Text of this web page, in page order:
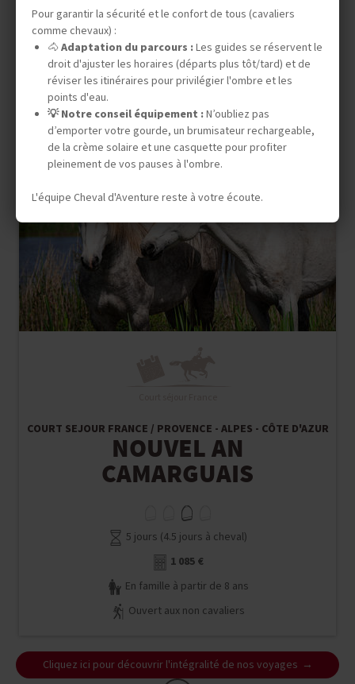
En famille à partir de 8 ans
DÉPARTS GARANTIS
07 août 2026 14 août 2026 21 août 2026 28 août 2026
COURT SEJOUR FRANCE / PROVENCE - ALPES - CÔTE D'AZUR
NOUVEL AN
CAMARGUAIS
5 jours (4.5 jours à cheval)
1 085 €
En famille à partir de 8 ans
Ouvert aux non cavaliers
Cliquez ici pour découvrir l'intégralité de nos voyages
Pour garantir la sécurité et le confort de tous (cavaliers
comme chevaux) :
🐴 Adaptation du parcours :Les guides se réservent le
droit d'ajuster les horaires (départs plus tôt/tard) et de
réviser les itinéraires pour privilégier l'ombre et les
points d'eau.
💡 Notre conseil équipement :N’oubliez pas
d’emporter votre gourde, un brumisateur rechargeable,
de la crème solaire et une casquette pour profiter
pleinement de vos pauses à l'ombre.
L'équipe Cheval d'Aventure reste à votre écoute.